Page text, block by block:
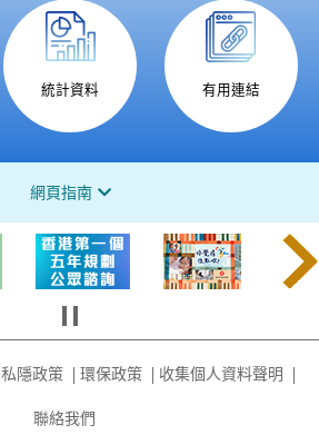
統計資料 有用連結
網頁指南
私隱政策 環保政策 收集個人資料聲明
聯絡我們